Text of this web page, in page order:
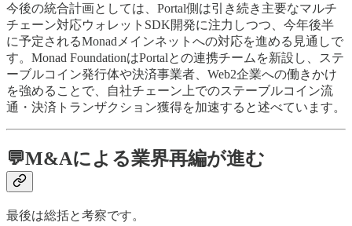
今後の統合計画としては、Portal側は引き続き主要なマルチ
チェーン対応ウォレットSDK開発に注力しつつ、今年後半
に予定されるMonadメインネットへの対応を進める見通しで
す。Monad FoundationはPortalとの連携チームを新設し、ステ
ーブルコイン発行体や決済事業者、Web2企業への働きかけ
を強めることで、自社チェーン上でのステーブルコイン流
通・決済トランザクション獲得を加速すると述べています。
💬M&Aによる業界再編が進む
最後は総括と考察です。